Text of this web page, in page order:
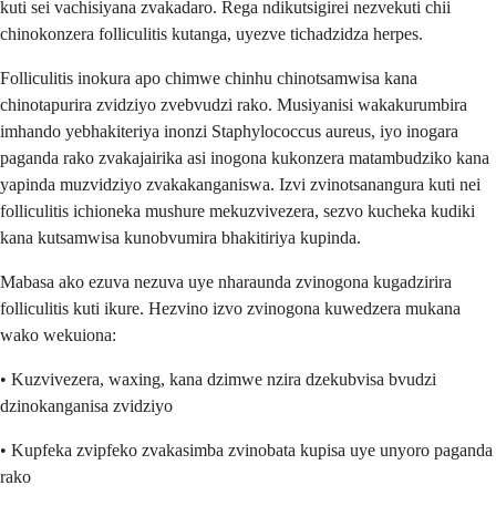
kuti sei vachisiyana zvakadaro. Rega ndikutsigirei nezvekuti chii
chinokonzera folliculitis kutanga, uyezve tichadzidza herpes.
Folliculitis inokura apo chimwe chinhu chinotsamwisa kana
chinotapurira zvidziyo zvebvudzi rako. Musiyanisi wakakurumbira
imhando yebhakiteriya inonzi Staphylococcus aureus, iyo inogara
paganda rako zvakajairika asi inogona kukonzera matambudziko kana
yapinda muzvidziyo zvakakanganiswa. Izvi zvinotsanangura kuti nei
folliculitis ichioneka mushure mekuzvivezera, sezvo kucheka kudiki
kana kutsamwisa kunobvumira bhakitiriya kupinda.
Mabasa ako ezuva nezuva uye nharaunda zvinogona kugadzirira
folliculitis kuti ikure. Hezvino izvo zvinogona kuwedzera mukana
wako wekuiona:
• Kuzvivezera, waxing, kana dzimwe nzira dzekubvisa bvudzi
dzinokanganisa zvidziyo
• Kupfeka zvipfeko zvakasimba zvinobata kupisa uye unyoro paganda
rako